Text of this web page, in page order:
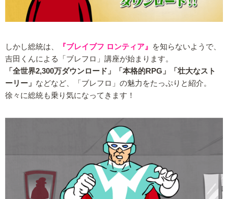
しかし総統は、 『ブレイブフ ロンティア』
を知らないようで、
吉田くんによる「ブレフロ」講座が始まります。
「全世界2,300万ダウンロード」「本格的RPG」「壮大なスト
ーリー」 などなど、「ブレフロ」の魅力をたっぷりと紹介。
徐々に総統も乗り気になってきます！